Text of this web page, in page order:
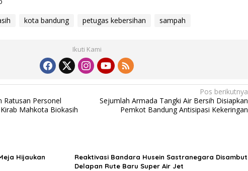
kota bandung petugas kebersihan sampah
Ikuti Kami
Ratusan Personel
Mahkota Biokasih
Pos berikutnya
Sejumlah Armada Tangki Air Bersih Disiapkan
Pemkot Bandung Antisipasi Kekeringan
Hijaukan
Reaktivasi Bandara Husein Sastranegara Disambut
Delapan Rute Baru Super Air Jet